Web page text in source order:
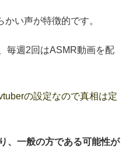
い声が特徴的です。
毎週2回はASMR動画を配
の設定なので真相は定
、一般の方である可能性が